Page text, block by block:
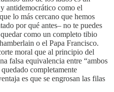
antidemocrático como el
lo más cercano que hemos
por qué antes– no te puedes
como un completo tibio
o el Papa Francisco.
moral que al principio del
falsa equivalencia entre “ambos
completamente
es que se engrosan las filas